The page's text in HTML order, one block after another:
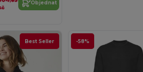
Objednat
Best Seller -58%